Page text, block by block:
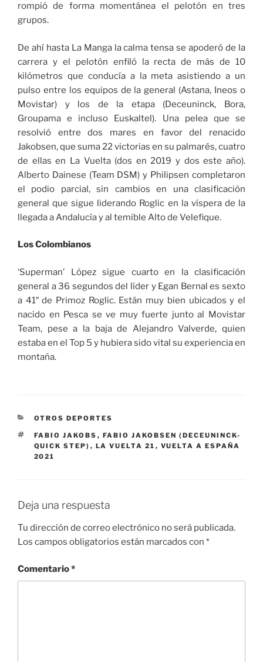
rompió de forma momentánea el pelotón en tres
grupos.
De ahí hasta La Manga la calma tensa se apoderó de la
carrera y el pelotón enfiló la recta de más de 10
kilómetros que conducía a la meta asistiendo a un
pulso entre los equipos de la general (Astana, Ineos o
Movistar) y los de la etapa (Deceuninck, Bora,
Groupama e incluso Euskaltel). Una pelea que se
resolvió entre dos mares en favor del renacido
Jakobsen, que suma 22 victorias en su palmarés, cuatro
de ellas en La Vuelta (dos en 2019 y dos este año).
Alberto Dainese (Team DSM) y Philipsen completaron
el podio parcial, sin cambios en una clasificación
general que sigue liderando Roglic en la víspera de la
llegada a Andalucía y al temible Alto de Velefique.
Los Colombianos
‘Superman’ López sigue cuarto en la clasificación
general a 36 segundos del líder y Egan Bernal es sexto
a 41″ de Primoz Roglic. Están muy bien ubicados y el
nacido en Pesca se ve muy fuerte junto al Movistar
Team, pese a la baja de Alejandro Valverde, quien
estaba en el Top 5 y hubiera sido vital su experiencia en
montaña.
CATEGORÍAS
OTROS DEPORTES
ETIQUETAS
FABIO JAKOBS , FABIO JAKOBSEN (DECEUNINCK-
QUICK STEP) , LA VUELTA 21 , VUELTA A ESPAÑA
2021
Deja una respuesta
Tu dirección de correo electrónico no será publicada.
Los campos obligatorios están marcados con *
Comentario*